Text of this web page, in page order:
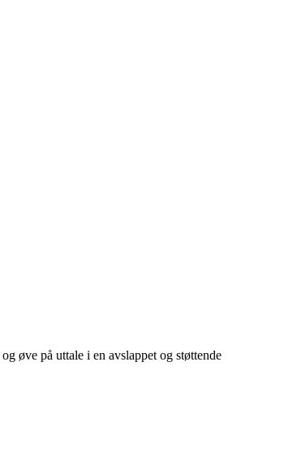
øve på uttale i en avslappet og støttende